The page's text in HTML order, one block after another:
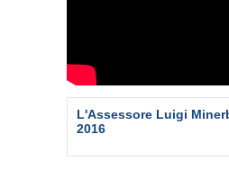
L'Assessore Luigi
2016